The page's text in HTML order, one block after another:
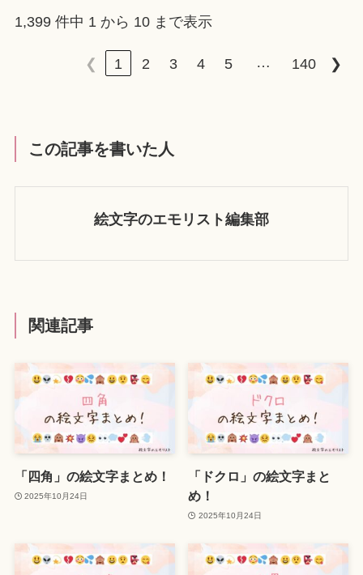
1,399 件中 1 から 10 まで表示
❮ 1 2 3 4 5 … 140 ❯
この記事を書いた人
絵文字のエモリスト編集部
関連記事
「四角」の絵文字まとめ！
2025年10月24日
「ドクロ」の絵文字まと
め！
2025年10月24日